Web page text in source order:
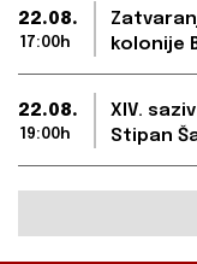
22.08.
17:00h
kolonije
22.08.
19:00h
XIV.
Stipan